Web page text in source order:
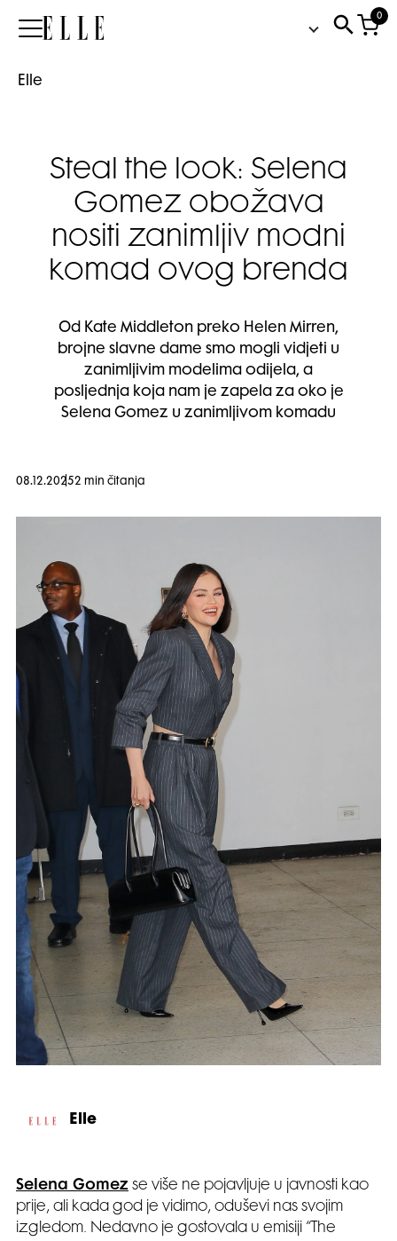
Elle
0
Elle
Steal the look: Selena
Gomez obožava
nositi zanimljiv modni
komad ovog brenda
Od Kate Middleton preko Helen Mirren,
brojne slavne dame smo mogli vidjeti u
zanimljivim modelima odijela, a
posljednja koja nam je zapela za oko je
Selena Gomez u zanimljivom komadu
08.12.20252 min čitanja
Elle
Selena Gomez se više ne pojavljuje u javnosti kao
prije, ali kada god je vidimo, oduševi nas svojim
izgledom. Nedavno je gostovala u emisiji “The